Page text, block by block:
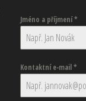
Jméno a příjmení*
Kontaktní e-mail*